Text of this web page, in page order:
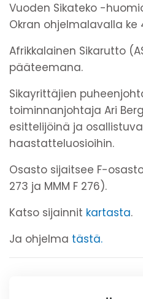
Vuoden Sikateko -
Okran ohjelmalavalla ke
Afrikkalainen Sikarutto
pääteemana.
Sikayrittäjien
toiminnanjohtaja Ari
esittelijöinä ja
haastatteluosioihin.
Osasto sijaitsee F-
273 ja MMM F 276).
Katso sijainnit kartasta.
Ja ohjelma tästä.